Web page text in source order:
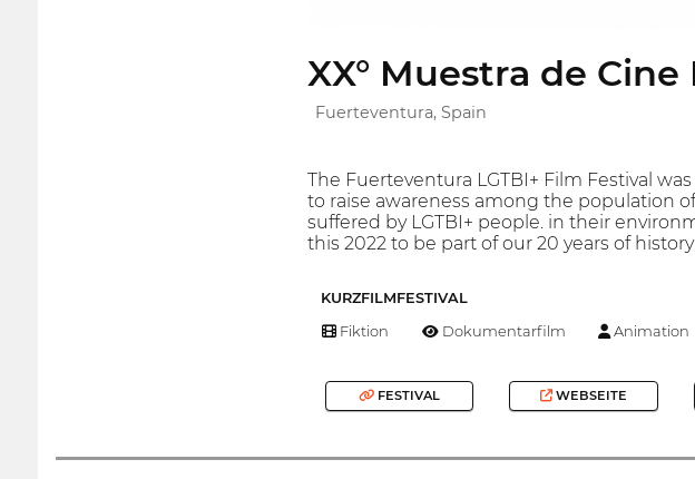
XX° Muestra de
Fuerteventura, Spain
The Fuerteventura LGTBI+ Film Festival
to raise awareness among the population
suffered by LGTBI+ people. in their
this 2022 to be part of our 20 years of
KURZFILMFESTIVAL
Fiktion Dokumentarfilm Animation
FESTIVAL WEBSEITE